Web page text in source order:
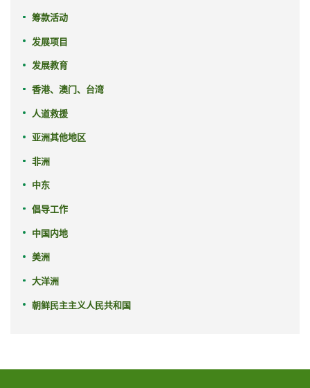
筹款活动
发展项目
发展教育
香港、澳门、台湾
人道救援
亚洲其他地区
非洲
中东
倡导工作
中国内地
美洲
大洋洲
朝鲜民主主义人民共和国